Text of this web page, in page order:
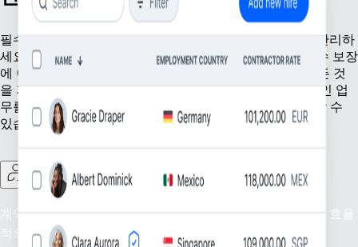
필수 인사 업무를 간소화하는 도구로 직원을 효율적으로 관리하
세요. 정확한 직원 기록 유지, 근태 관리부터 현지 규정 준수 보장
에 이르기까지 Remote에서 원활한 운영을 위해 필요한 모든 것
을 지원해 드립니다. 성장하는 조직이 필요로 하는 기본적인 업
무를 Remote에서 처리하므로 직원 관리에만 온전히 집중할 수
있습니다.
계약자 관리
계약자 감독 간소화: 글로벌 계약자 또는 프리랜서 인력을 효율
적으로 관리하고 지원하세요.